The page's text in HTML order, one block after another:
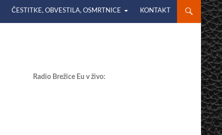
ČESTITKE, OBVESTILA, OSMRTNICE KONTAKT
Radio Brežice Eu v živo: